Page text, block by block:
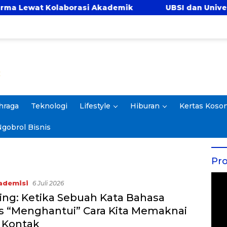
Akademik UBSI dan Universitas
Teknologi Lifestyle Hiburan Kertas
Bisnis
6 Juli 2026
Ketika Sebuah Kata Bahasa
“Menghantui” Cara Kita Memaknai